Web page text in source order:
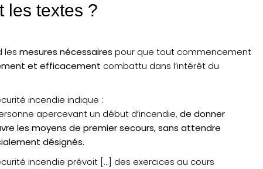
les textes ?
les mesures nécessaires pour que tout commencement
et efficacement combattu dans l’intérêt du
incendie indique :
apercevant un début d’incendie, de donner
les moyens de premier secours, sans attendre
désignés.
incendie prévoit […] des exercices au cours